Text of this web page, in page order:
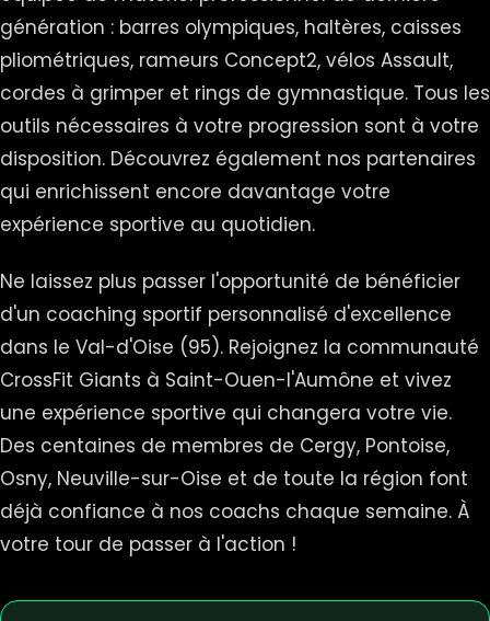
génération : barres olympiques, haltères, caisses
pliométriques, rameurs Concept2, vélos Assault,
cordes à grimper et rings de gymnastique. Tous les
outils nécessaires à votre progression sont à votre
disposition. Découvrez également nos partenaires
qui enrichissent encore davantage votre
expérience sportive au quotidien.
Ne laissez plus passer l'opportunité de bénéficier
d'un coaching sportif personnalisé d'excellence
dans le Val-d'Oise (95). Rejoignez la communauté
CrossFit Giants à Saint-Ouen-l'Aumône et vivez
une expérience sportive qui changera votre vie.
Des centaines de membres de Cergy, Pontoise,
Osny, Neuville-sur-Oise et de toute la région font
déjà confiance à nos coachs chaque semaine. À
votre tour de passer à l'action !